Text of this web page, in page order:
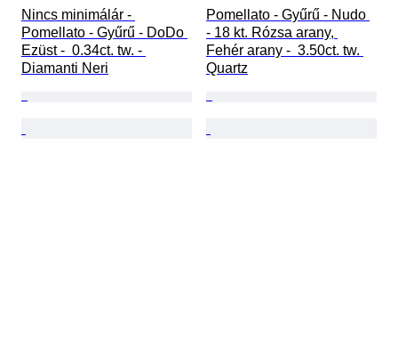
Nincs minimálár -
Pomellato - Gyűrű - DoDo
Ezüst -  0.34ct. tw. -
Diamanti Neri
Pomellato - Gyűrű - Nudo
- 18 kt. Rózsa arany,
Fehér arany -  3.50ct. tw.
Quartz